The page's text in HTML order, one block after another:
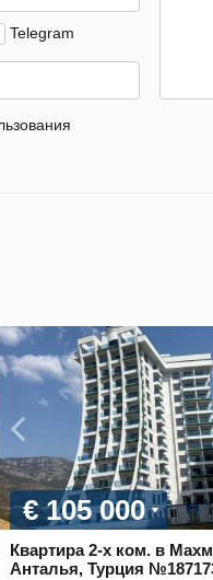
Telegram
€ 105 000
Квартира 2-х ком. в
Анталья, Турция